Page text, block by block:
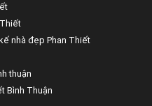
nhà đẹp Phan Thiết
thuận
Bình Thuận